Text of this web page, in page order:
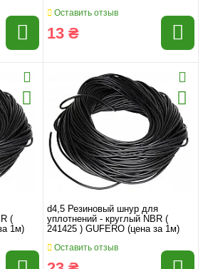
Оставить отзыв
13 ₴
(
1м)
d4,5 Резиновый шнур для
уплотнений - круглый NBR (
241425 ) GUFERO (цена за 1м)
Оставить отзыв